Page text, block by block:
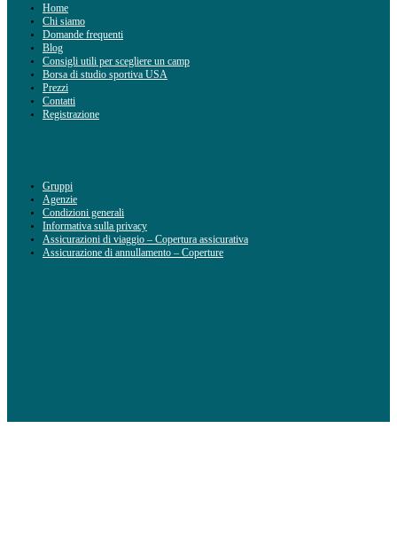
Home
Chi siamo
Domande frequenti
Blog
Consigli utili per scegliere un camp
Borsa di studio sportiva USA
Prezzi
Contatti
Registrazione
Gruppi
Agenzie
Condizioni generali
Informativa sulla privacy
Assicurazioni di viaggio – Copertura assicurativa
Assicurazione di annullamento – Coperture